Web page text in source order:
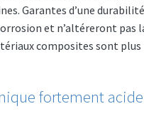
Garantes d’une
et n’altéreront pas
composites sont
fortement